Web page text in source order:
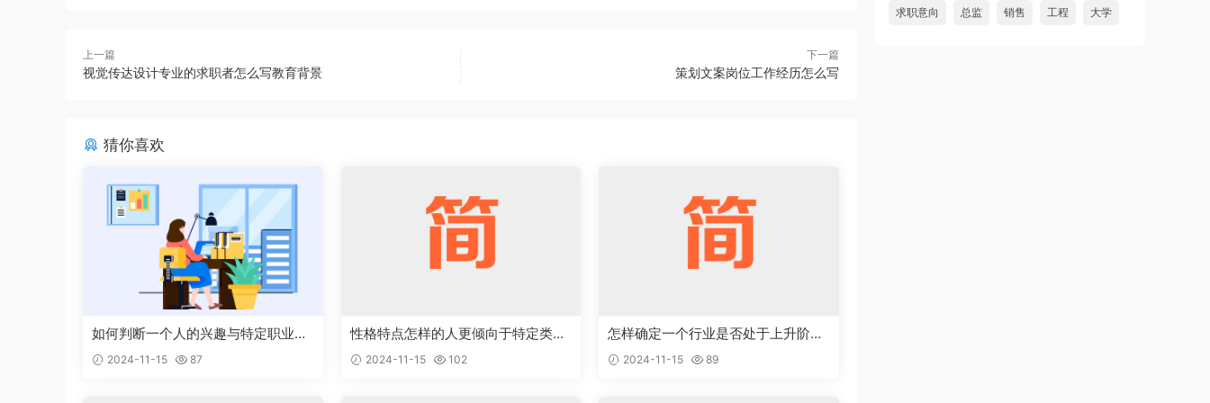
上一篇
视觉传达设计专业的求职者怎么写教育背景
下一篇
策划文案岗位工作经历怎么写
猜你喜欢
如何判断一个人的兴趣与特定职业能
够完美结合
2024-11-15 87
性格特点怎样的人更倾向于特定类型
的工作岗位
2024-11-15 102
怎样确定一个行业是否处于上升阶
段，值得作为求职目标
2024-11-15 89
求职意向 总监 销售 工程 大学